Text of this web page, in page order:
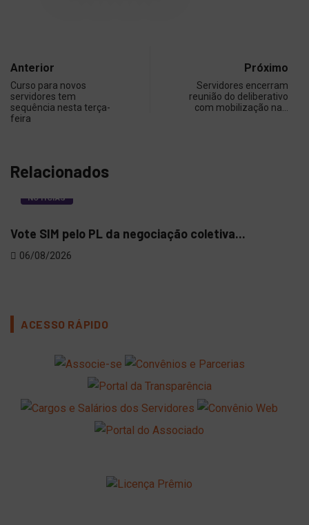
Anterior
Curso para novos
servidores tem
sequência nesta terça-
feira
Próximo
Servidores encerram
reunião do deliberativo
com mobilização na…
Relacionados
NOTÍCIAS
Vote SIM pelo PL da negociação coletiva...
06/08/2026
ACESSO RÁPIDO